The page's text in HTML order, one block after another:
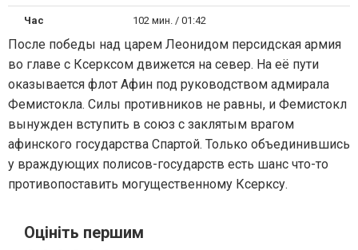
Час 102 мин. / 01:42
После победы над царем Леонидом персидская армия
во главе с Ксерксом движется на север. На её пути
оказывается флот Афин под руководством адмирала
Фемистокла. Силы противников не равны, и Фемистокл
вынужден вступить в союз с заклятым врагом
афинского государства Спартой. Только объединившись
у враждующих полисов-государств есть шанс что-то
противопоставить могущественному Ксерксу.
Оцініть першим